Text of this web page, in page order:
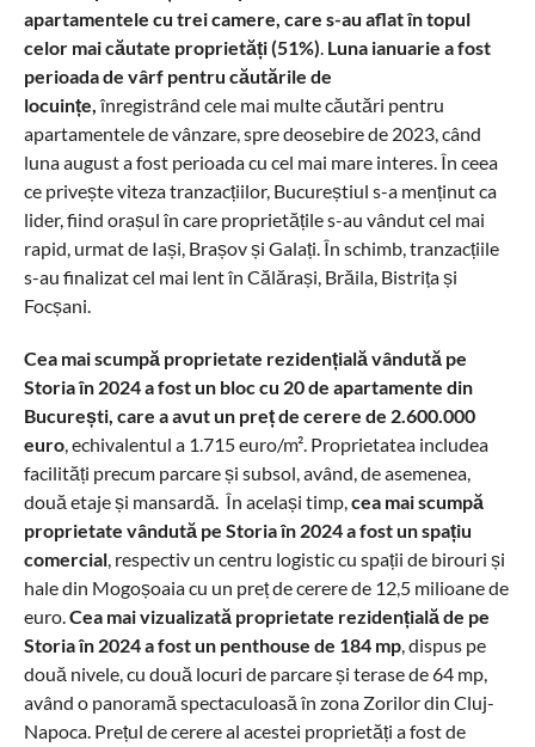
apartamentele cu trei camere, care s-au aflat în topul
celor mai căutate proprietăți (51%). Luna ianuarie a fost
perioada de vârf pentru căutările de
locuințe, înregistrând cele mai multe căutări pentru
apartamentele de vânzare, spre deosebire de 2023, când
luna august a fost perioada cu cel mai mare interes. În ceea
ce privește viteza tranzacțiilor, Bucureștiul s-a menținut ca
lider, fiind orașul în care proprietățile s-au vândut cel mai
rapid, urmat de Iași, Brașov și Galați. În schimb, tranzacțiile
s-au finalizat cel mai lent în Călărași, Brăila, Bistrița și
Focșani.
Cea mai scumpă proprietate rezidențială vândută pe
Storia în 2024 a fost un bloc cu 20 de apartamente din
București, care a avut un preț de cerere de 2.600.000
euro, echivalentul a 1.715 euro/m². Proprietatea includea
facilități precum parcare și subsol, având, de asemenea,
două etaje și mansardă. În același timp,cea mai scumpă
proprietate vândută pe Storia în 2024 a fost un spațiu
comercial, respectiv un centru logistic cu spații de birouri și
hale din Mogoșoaia cu un preț de cerere de 12,5 milioane de
euro.Cea mai vizualizată proprietate rezidențială de pe
Storia în 2024 a fost un penthouse de 184 mp, dispus pe
două nivele, cu două locuri de parcare și terase de 64 mp,
având o panoramă spectaculoasă în zona Zorilor din Cluj-
Napoca. Prețul de cerere al acestei proprietăți a fost de